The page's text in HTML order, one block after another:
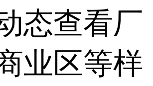
态查看厂
业区等样